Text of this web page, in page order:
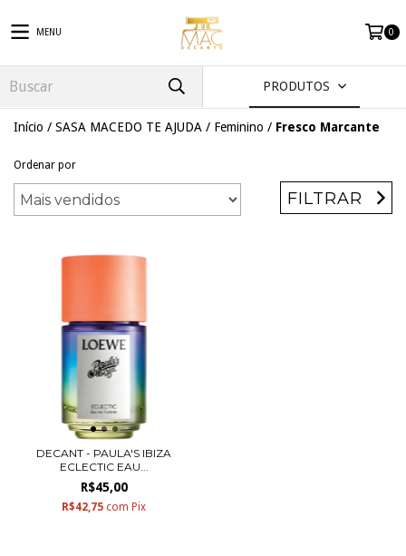
MENU 0
PRODUTOS
Início / SASA MACEDO TE AJUDA / Feminino / Fresco Marcante
Ordenar por
FILTRAR
DECANT - PAULA'S IBIZA
ECLECTIC EAU...
R$45,00
R$42,75 com Pix